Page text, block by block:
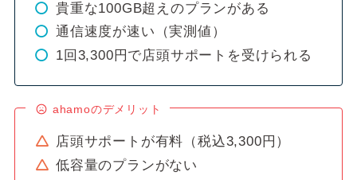
貴重な100GB超えのプランがある
通信速度が速い（実測値）
1回3,300円で店頭サポートを受けられる
ahamoのデメリット
店頭サポートが有料（税込3,300円）
低容量のプランがない